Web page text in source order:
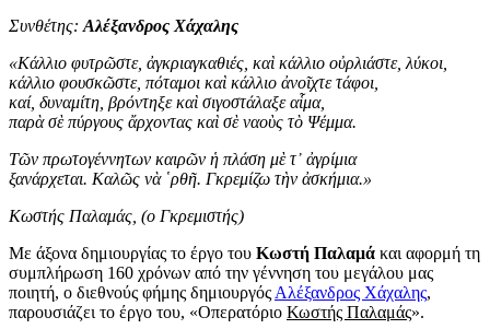
Συνθέτης: Αλέξανδρος Χάχαλης
«Κάλλιο φυτρῶστε, ἀγκριαγκαθιές, καὶ κάλλιο οὐρλιάστε, λύκοι,
κάλλιο φουσκῶστε, πόταμοι καὶ κάλλιο ἀνοῖχτε τάφοι,
καί, δυναμίτη, βρόντηξε καὶ σιγοστάλαξε αἷμα,
παρὰ σὲ πύργους ἄρχοντας καὶ σὲ ναοὺς τὸ Ψέμμα.
Τῶν πρωτογέννητων καιρῶν ἡ πλάση μὲ τ᾿ ἀγρίμια
ξανάρχεται. Καλῶς νὰ ῾ρθῆ. Γκρεμίζω τὴν ἀσκήμια.»
Κωστής Παλαμάς, (ο Γκρεμιστής)
Με άξονα δημιουργίας το έργο του Κωστή Παλαμά και αφορμή τη
συμπλήρωση 160 χρόνων από την γέννηση του μεγάλου μας
ποιητή, ο διεθνούς φήμης δημιουργός Αλέξανδρος Χάχαλης,
παρουσιάζει το έργο του, «Οπερατόριο Κωστής Παλαμάς».